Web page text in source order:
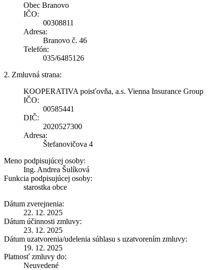
Obec Branovo
IČO:
00308811
Adresa:
Branovo č. 46
Telefón:
035/6485126
2. Zmluvná strana:
KOOPERATIVA poisťovňa, a.s. Vienna Insurance Group
IČO:
00585441
DIČ:
2020527300
Adresa:
Štefanovičova 4
Meno podpisujúcej osoby:
Ing. Andrea Šulíková
Funkcia podpisujúcej osoby:
starostka obce
Dátum zverejnenia:
22. 12. 2025
Dátum účinnosti zmluvy:
23. 12. 2025
Dátum uzatvorenia/udelenia súhlasu s uzatvorením zmluvy:
19. 12. 2025
Platnosť zmluvy do:
Neuvedené